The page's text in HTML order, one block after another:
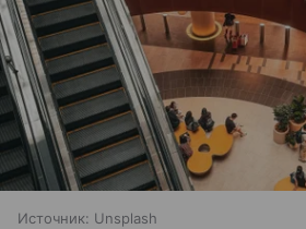
Источник: Unsplash